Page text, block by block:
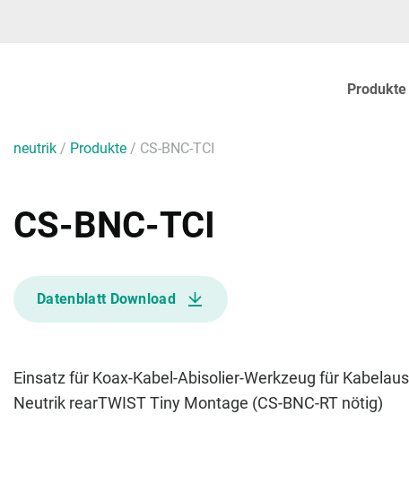
Produkte
neutrik / Produkte / CS-BNC-TCI
CS-BNC-TCI
Datenblatt Download
Einsatz für Koax-Kabel-Abisolier-Werkzeug für
Neutrik rearTWIST Tiny Montage (CS-BNC-RT nötig)